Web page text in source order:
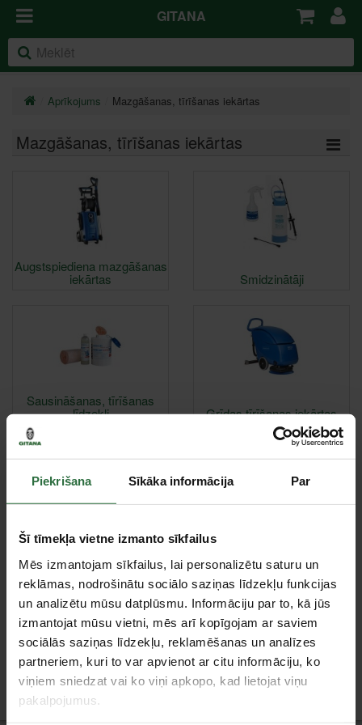
Piekrišana Sīkāka informācija Par
Šī tīmekļa vietne izmanto sīkfailus
Mēs izmantojam sīkfailus, lai personalizētu saturu un
reklāmas, nodrošinātu sociālo saziņas līdzekļu funkcijas
un analizētu mūsu datplūsmu. Informāciju par to, kā jūs
izmantojat mūsu vietni, mēs arī kopīgojam ar saviem
sociālās saziņas līdzekļu, reklamēšanas un analīzes
partneriem, kuri to var apvienot ar citu informāciju, ko
viņiem sniedzat vai ko viņi apkopo, kad lietojat viņu
pakalpojumus.
GITANA
Aprīkojums Mazgāšanas, tīrīšanas iekārtas
Mazgāšanas, tīrīšanas iekārtas
Augstspiediena mazgāšanas
iekārtas Smidzinātāji
Sausināšanas, tīrīšanas
līdzekļi Grīdas tīrīšanas iekārtas
Putekļu sūcēji Šļūtenes pārtikas produktiem
Ūdens pistoles